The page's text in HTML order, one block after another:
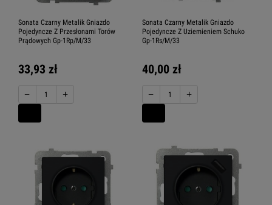
Sonata Czarny Metalik Gniazdo
Pojedyncze Z Przesłonami Torów
Prądowych Gp-1Rp/M/33
33,93 zł
− +
Sonata Czarny Metalik Gniazdo
Pojedyncze Z Uziemieniem Schuko
Gp-1Rs/M/33
40,00 zł
− +